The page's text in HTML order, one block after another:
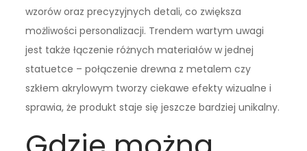
wzorów oraz precyzyjnych detali, co zwiększa
możliwości personalizacji. Trendem wartym uwagi
jest także łączenie różnych materiałów w jednej
statuetce – połączenie drewna z metalem czy
szkłem akrylowym tworzy ciekawe efekty wizualne i
sprawia, że produkt staje się jeszcze bardziej unikalny.